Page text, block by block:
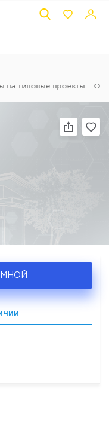
на типовые проекты